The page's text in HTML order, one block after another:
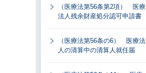
（医療法第56条第2項） 医療
法人残余財産処分認可申請書
（医療法第56条の6） 医療法
人の清算中の清算人就任届